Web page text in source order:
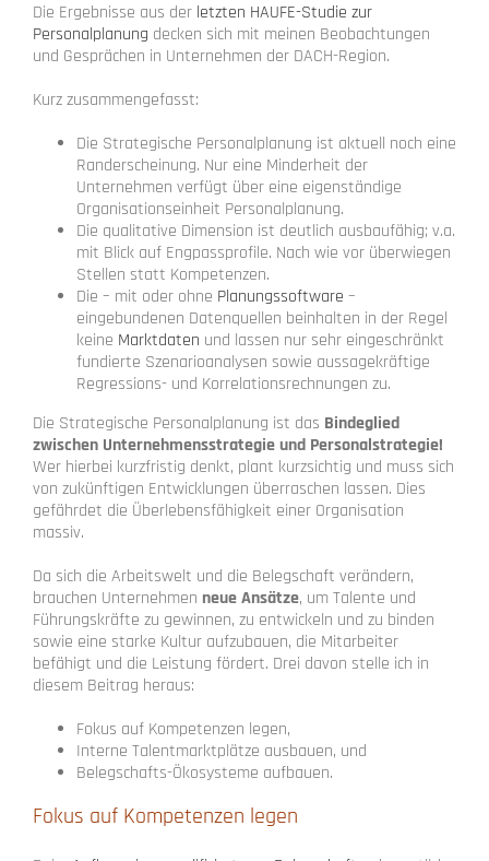
Die Ergebnisse aus der letzten HAUFE-Studie zur
Personalplanung decken sich mit meinen Beobachtungen
und Gesprächen in Unternehmen der DACH-Region.
Kurz zusammengefasst:
Die Strategische Personalplanung ist aktuell noch eine
Randerscheinung. Nur eine Minderheit der
Unternehmen verfügt über eine eigenständige
Organisationseinheit Personalplanung.
Die qualitative Dimension ist deutlich ausbaufähig; v.a.
mit Blick auf Engpassprofile. Nach wie vor überwiegen
Stellen statt Kompetenzen.
Die – mit oder ohne Planungssoftware –
eingebundenen Datenquellen beinhalten in der Regel
keine Marktdaten und lassen nur sehr eingeschränkt
fundierte Szenarioanalysen sowie aussagekräftige
Regressions- und Korrelationsrechnungen zu.
Die Strategische Personalplanung ist das Bindeglied
zwischen Unternehmensstrategie und Personalstrategie!
Wer hierbei kurzfristig denkt, plant kurzsichtig und muss sich
von zukünftigen Entwicklungen überraschen lassen. Dies
gefährdet die Überlebensfähigkeit einer Organisation
massiv.
Da sich die Arbeitswelt und die Belegschaft verändern,
brauchen Unternehmen neue Ansätze, um Talente und
Führungskräfte zu gewinnen, zu entwickeln und zu binden
sowie eine starke Kultur aufzubauen, die Mitarbeiter
befähigt und die Leistung fördert. Drei davon stelle ich in
diesem Beitrag heraus:
Fokus auf Kompetenzen legen,
Interne Talentmarktplätze ausbauen, und
Belegschafts-Ökosysteme aufbauen.
Fokus auf Kompetenzen legen